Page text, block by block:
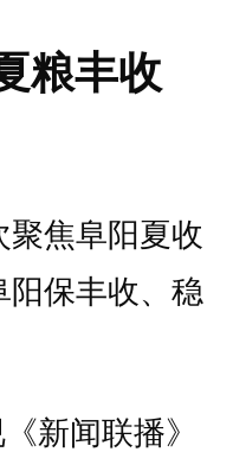
粮丰收
焦阜阳夏收
阳保丰收、稳
闻联播》